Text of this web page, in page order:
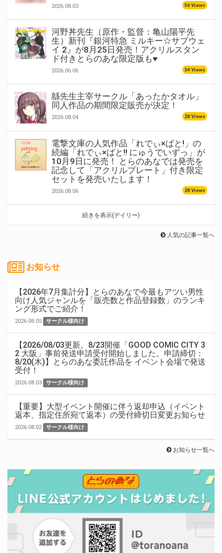
2026.08.03 56 Views
河野丼先生（原作・監督：亀山陽平先
生）新刊『銀河特急 ミルキー☆サブウェ
イ 2』が8月25日発売！アクリルスタン
ド付きとらのあな限定版も♥
2026.06.06 34 Views
緜先生主宰サークル「あったかタオル」
同人作品の期間限定販売が決定！
2026.08.04 28 Views
電撃文庫の人気作品「れでぃ×ばと!」の
続編「れでぃ×ばと!! にゅうでいずっ」が
10月9日に発売！ とらのあなでは発売を
記念して「アクリルプレート」付き限定
セットを発売いたします！
2026.08.06 28 Views
続きを表示(デイリー)
人気の記事一覧へ
お知らせ
【2026年7月集計分】とらのあなで今最もアツい男性
向け人気ジャンルを「販売数と作品登録数」のランキ
ング形式でご紹介！
2026.08.05 サークル様向け
【2026/08/03更新。8/23開催「GOOD COMIC CITY 3
2 大阪」事前発送申請受付開始しました。申請締切：
8/20(木)】とらのあな委託作品を イベント会場で発送
受付！
2026.08.03 サークル様向け
【重要】大型イベント開催に伴う返却申込（イベント
返本、指定住所宛て返本）の受付締切日変更お知らせ
2026.08.02 サークル様向け
お知らせ一覧へ